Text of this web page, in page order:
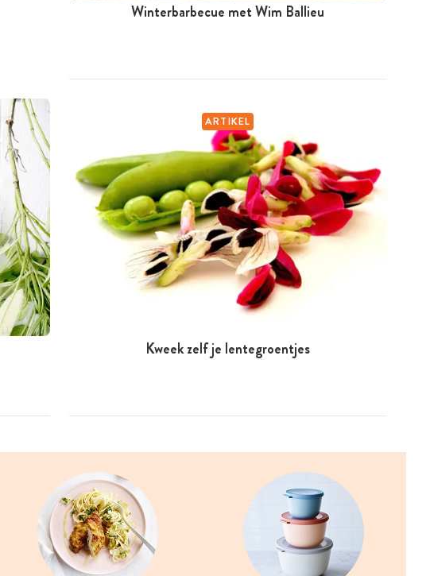
Winterbarbecue met Wim Ballieu
ARTIKEL
Kweek zelf je lentegroentjes